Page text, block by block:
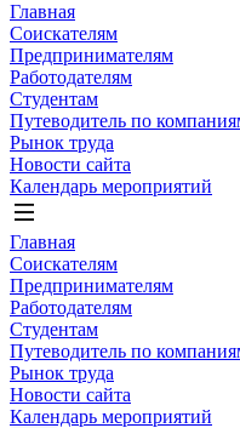
Главная
Соискателям
Предпринимателям
Работодателям
Студентам
Путеводитель по
Рынок труда
Новости сайта
Календарь мероприятий
Главная
Соискателям
Предпринимателям
Работодателям
Студентам
Путеводитель по
Рынок труда
Новости сайта
Календарь мероприятий